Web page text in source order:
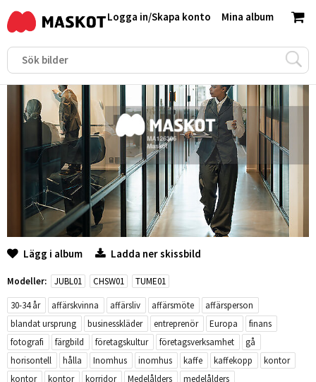
Mina album
Logga in/Skapa konto
Lägg i album Ladda ner skissbild
Modeller: JUBL01 CHSW01
TUME01
30-34 år
affärskvinna affärsliv affärsmöte
affärsperson
blandat ursprung
businesskläder entreprenör Europa
finans
fotografi
färgbild företagskultur företagsverksamhet
gå
horisontell
hålla Inomhus inomhus kaffe kaffekopp
kontor
kontor
kontor korridor Medelålders
medelålders